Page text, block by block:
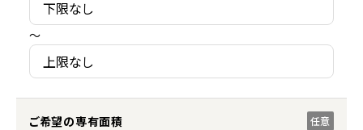
～
ご希望の専有面積 任意